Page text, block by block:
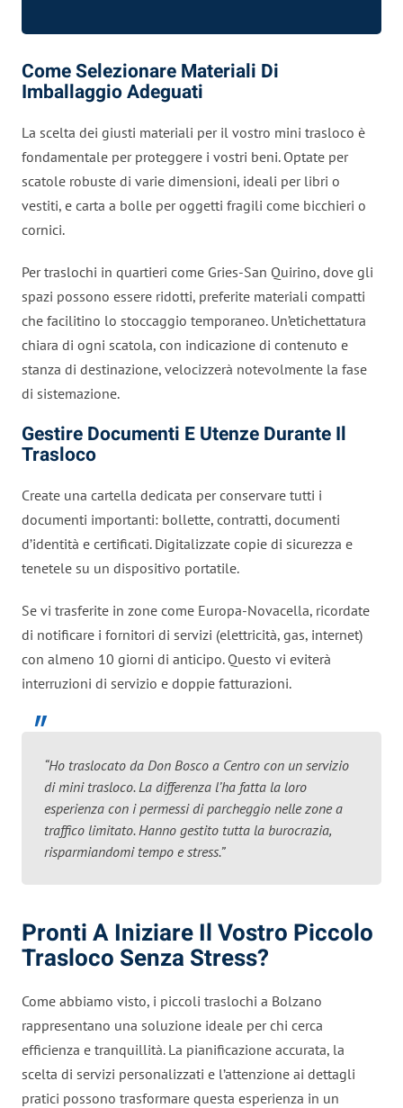
Come Selezionare Materiali Di
Imballaggio Adeguati
La scelta dei giusti materiali per il vostro mini trasloco è
fondamentale per proteggere i vostri beni. Optate per
scatole robuste di varie dimensioni, ideali per libri o
vestiti, e carta a bolle per oggetti fragili come bicchieri o
cornici.
Per traslochi in quartieri come Gries-San Quirino, dove gli
spazi possono essere ridotti, preferite materiali compatti
che facilitino lo stoccaggio temporaneo. Un’etichettatura
chiara di ogni scatola, con indicazione di contenuto e
stanza di destinazione, velocizzerà notevolmente la fase
di sistemazione.
Gestire Documenti E Utenze Durante Il
Trasloco
Create una cartella dedicata per conservare tutti i
documenti importanti: bollette, contratti, documenti
d’identità e certificati. Digitalizzate copie di sicurezza e
tenetele su un dispositivo portatile.
Se vi trasferite in zone come Europa-Novacella, ricordate
di notificare i fornitori di servizi (elettricità, gas, internet)
con almeno 10 giorni di anticipo. Questo vi eviterà
interruzioni di servizio e doppie fatturazioni.
“Ho traslocato da Don Bosco a Centro con un servizio
di mini trasloco. La differenza l’ha fatta la loro
esperienza con i permessi di parcheggio nelle zone a
traffico limitato. Hanno gestito tutta la burocrazia,
risparmiandomi tempo e stress.”
Pronti A Iniziare Il Vostro Piccolo
Trasloco Senza Stress?
Come abbiamo visto, i piccoli traslochi a Bolzano
rappresentano una soluzione ideale per chi cerca
efficienza e tranquillità. La pianificazione accurata, la
scelta di servizi personalizzati e l’attenzione ai dettagli
pratici possono trasformare questa esperienza in un